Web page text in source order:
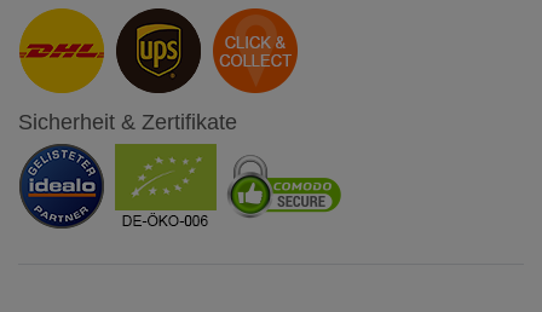
Sicherheit & Zertifikate